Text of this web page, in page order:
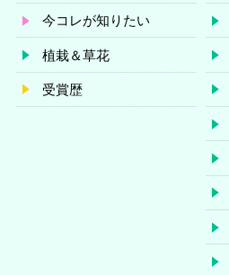
今コレが知りたい
植栽＆草花
受賞歴